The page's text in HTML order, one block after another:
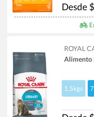
Desde
ROYAL
Alimento
1.5kgs